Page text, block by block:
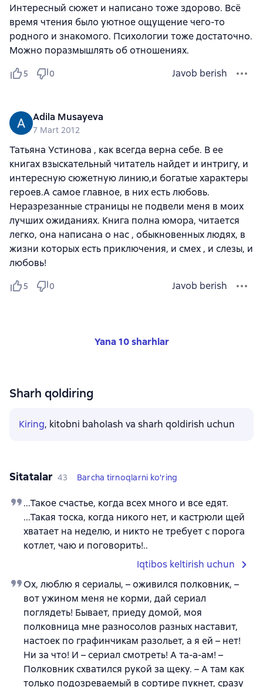
Интересный сюжет и написано тоже здорово. Всё
время чтения было уютное ощущение чего-то
родного и знакомого. Психологии тоже достаточно.
Можно поразмышлять об отношениях.
5 0 Javob berish
Adila Musayeva
7 Mart 2012
Татьяна Устинова , как всегда верна себе. В ее
книгах взыскательный читатель найдет и интригу, и
интересную сюжетную линию,и богатые характеры
героев.А самое главное, в них есть любовь.
Неразрезанные страницы не подвели меня в моих
лучших ожиданиях. Книга полна юмора, читается
легко, она написана о нас , обыкновенных людях, в
жизни которых есть приключения, и смех , и слезы, и
любовь!
5 0 Javob berish
Yana 10 sharhlar
Sharh qoldiring
Kiring, kitobni baholash va sharh qoldirish uchun
Sitatalar 43 Barcha tirnoqlarni ko'ring
...Такое счастье, когда всех много и все едят.
...Такая тоска, когда никого нет, и кастрюли щей
хватает на неделю, и никто не требует с порога
котлет, чаю и поговорить!..
Iqtibos keltirish uchun
Ох, люблю я сериалы, – оживился полковник, –
вот ужином меня не корми, дай сериал
поглядеть! Бывает, приеду домой, моя
полковница мне разносолов разных наставит,
настоек по графинчикам разольет, а я ей – нет!
Ни за что! И – сериал смотреть! А та-а-ам! –
Полковник схватился рукой за щеку. – А там как
только подозреваемый в сортире пукнет, сразу